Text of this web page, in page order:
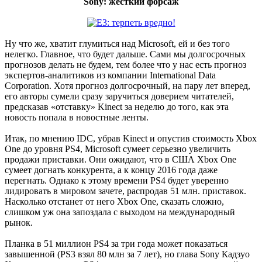
Ну что же, хватит глумиться над Microsoft, ей и без того
нелегко. Главное, что будет дальше. Сами мы долгосрочных
прогнозов делать не будем, тем более что у нас есть прогноз
экспертов-аналитиков из компании International Data
Corporation. Хотя прогноз долгосрочный, на пару лет вперед,
его авторы сумели сразу заручиться доверием читателей,
предсказав «отставку» Kinect за неделю до того, как эта
новость попала в новостные ленты.
Итак, по мнению IDC, убрав Kinect и опустив стоимость Xbox
One до уровня PS4, Microsoft сумеет серьезно увеличить
продажи приставки. Они ожидают, что в США Xbox One
сумеет догнать конкурента, а к концу 2016 года даже
перегнать. Однако к этому времени PS4 будет уверенно
лидировать в мировом зачете, распродав 51 млн. приставок.
Насколько отстанет от него Xbox One, сказать сложно,
слишком уж она запоздала с выходом на международный
рынок.
Планка в 51 миллион PS4 за три года может показаться
завышенной (PS3 взял 80 млн за 7 лет), но глава Sony Кадзуо